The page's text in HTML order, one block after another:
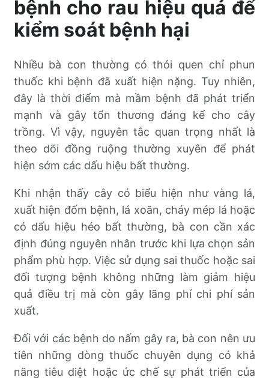
bệnh cho rau hiệu quả để
kiểm soát bệnh hại
Nhiều bà con thường có thói quen chỉ phun
thuốc khi bệnh đã xuất hiện nặng. Tuy nhiên,
đây là thời điểm mà mầm bệnh đã phát triển
mạnh và gây tổn thương đáng kể cho cây
trồng. Vì vậy, nguyên tắc quan trọng nhất là
theo dõi đồng ruộng thường xuyên để phát
hiện sớm các dấu hiệu bất thường.
Khi nhận thấy cây có biểu hiện như vàng lá,
xuất hiện đốm bệnh, lá xoăn, cháy mép lá hoặc
có dấu hiệu héo bất thường, bà con cần xác
định đúng nguyên nhân trước khi lựa chọn sản
phẩm phù hợp. Việc sử dụng sai thuốc hoặc sai
đối tượng bệnh không những làm giảm hiệu
quả điều trị mà còn gây lãng phí chi phí sản
xuất.
Đối với các bệnh do nấm gây ra, bà con nên ưu
tiên những dòng thuốc chuyên dụng có khả
năng tiêu diệt hoặc ức chế sự phát triển của